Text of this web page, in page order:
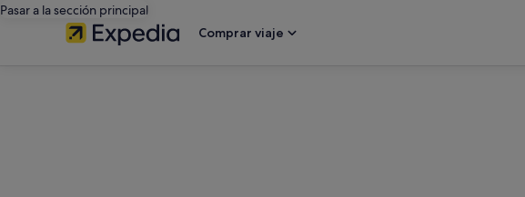
Pasar a la sección principal
Comprar viaje